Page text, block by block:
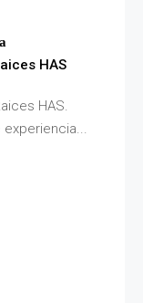
HAS
HAS.